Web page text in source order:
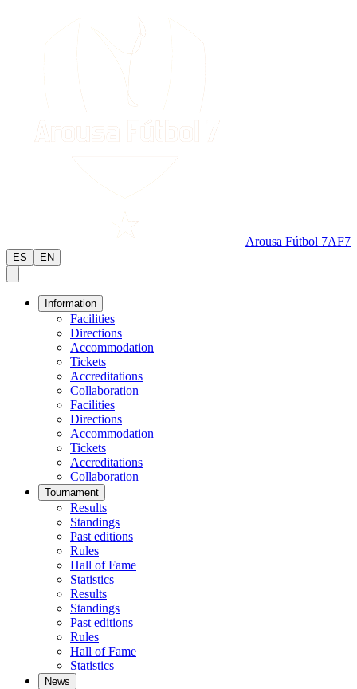
Arousa Fútbol 7AF7
ES EN
Information
Facilities
Directions
Accommodation
Tickets
Accreditations
Collaboration
Facilities
Directions
Accommodation
Tickets
Accreditations
Collaboration
Tournament
Results
Standings
Past editions
Rules
Hall of Fame
Statistics
Results
Standings
Past editions
Rules
Hall of Fame
Statistics
News